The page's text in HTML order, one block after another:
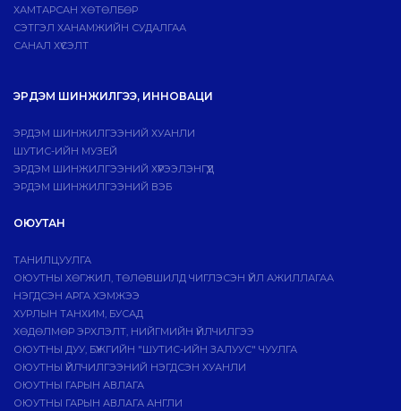
ХАМТАРСАН ХӨТӨЛБӨР
СЭТГЭЛ ХАНАМЖИЙН СУДАЛГАА
САНАЛ ХҮСЭЛТ
ЭРДЭМ ШИНЖИЛГЭЭ, ИННОВАЦИ
ЭРДЭМ ШИНЖИЛГЭЭНИЙ ХУАНЛИ
ШУТИС-ИЙН МУЗЕЙ
ЭРДЭМ ШИНЖИЛГЭЭНИЙ ХҮРЭЭЛЭНГҮҮД
ЭРДЭМ ШИНЖИЛГЭЭНИЙ ВЭБ
ОЮУТАН
ТАНИЛЦУУЛГА
ОЮУТНЫ ХӨГЖИЛ, ТӨЛӨВШИЛД ЧИГЛЭСЭН ҮЙЛ АЖИЛЛАГАА
НЭГДСЭН АРГА ХЭМЖЭЭ
ХУРЛЫН ТАНХИМ, БУСАД
ХӨДӨЛМӨР ЭРХЛЭЛТ, НИЙГМИЙН ҮЙЛЧИЛГЭЭ
ОЮУТНЫ ДУУ, БҮЖГИЙН "ШУТИС-ИЙН ЗАЛУУС" ЧУУЛГА
ОЮУТНЫ ҮЙЛЧИЛГЭЭНИЙ НЭГДСЭН ХУАНЛИ
ОЮУТНЫ ГАРЫН АВЛАГА
ОЮУТНЫ ГАРЫН АВЛАГА АНГЛИ